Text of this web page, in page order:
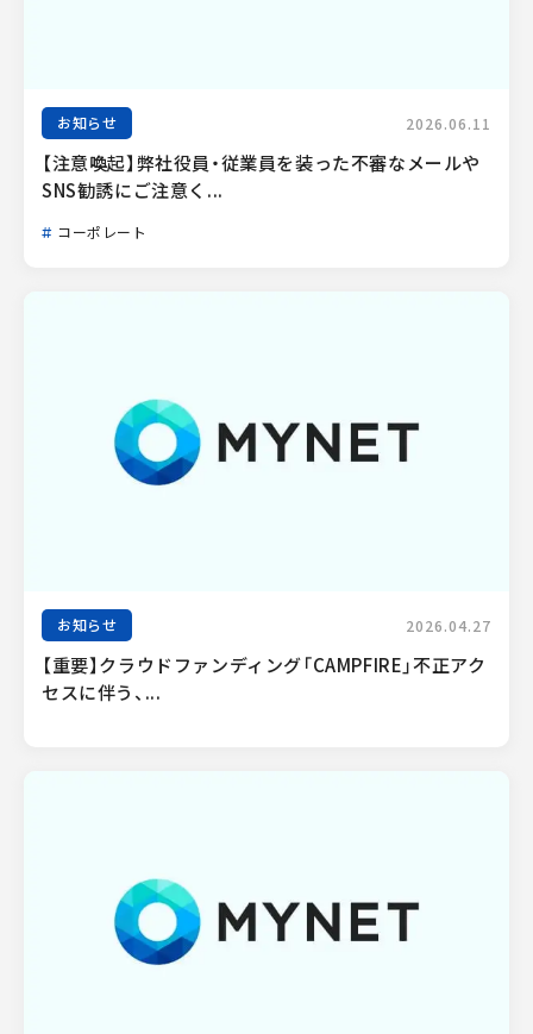
お知らせ 2026.06.11
【注意喚起】弊社役員・従業員を装った不審なメールや
SNS勧誘にご注意く...
コーポレート
お知らせ 2026.04.27
【重要】クラウドファンディング「CAMPFIRE」不正アク
セスに伴う、...